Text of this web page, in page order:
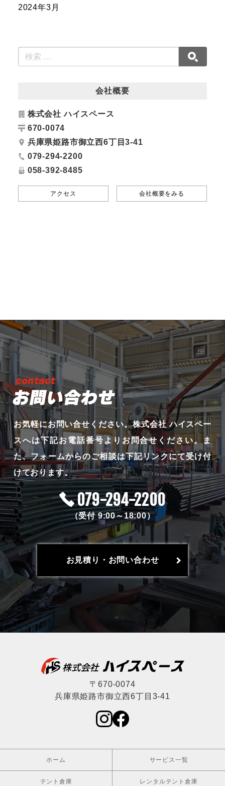
2024年3月
会社概要
株式会社 ハイスペース
670-0074
兵庫県姫路市御立西6丁目3-41
079-294-2200
058-392-8485
アクセス 会社概要をみる
お問い合わせ
お気軽にお問い合せください。株式会社 ハイスペー
スへは下記お電話番号よりお問合せください。
ま
た、フォームからのご相談は下記リンクにて受け付
けております。
079-294-2200
（受付 9:00～18:00）
お見積り・お問い合わせ
〒670-0074
兵庫県姫路市御立西6丁目3-41
ホーム サービス一覧
テント倉庫 レンタルテント倉庫